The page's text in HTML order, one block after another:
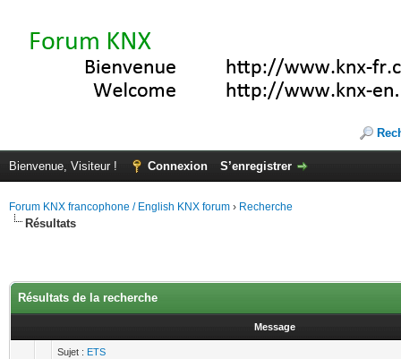
Bienvenue, Visiteur ! Connexion S’enregistrer
Forum KNX francophone / English KNX forum › Recherche
Résultats
Résultats de la recherche
Message
Sujet : ETS